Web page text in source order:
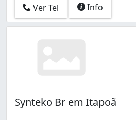
Ver Tel Info
Synteko Br em Itapoã